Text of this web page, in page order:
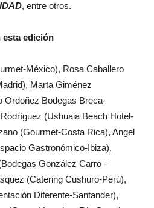
, entre otros.
esta edición
México), Rosa Caballero
Marta Giménez
Ordoñez Bodegas Breca-
(Ushuaia Beach Hotel-
(Gourmet-Costa Rica), Angel
Gastronómico-Ibiza),
González Carro -
(Catering Cushuro-Perú),
Diferente-Santander),